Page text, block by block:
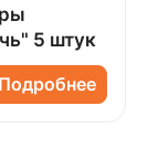
5 штук
Подробнее